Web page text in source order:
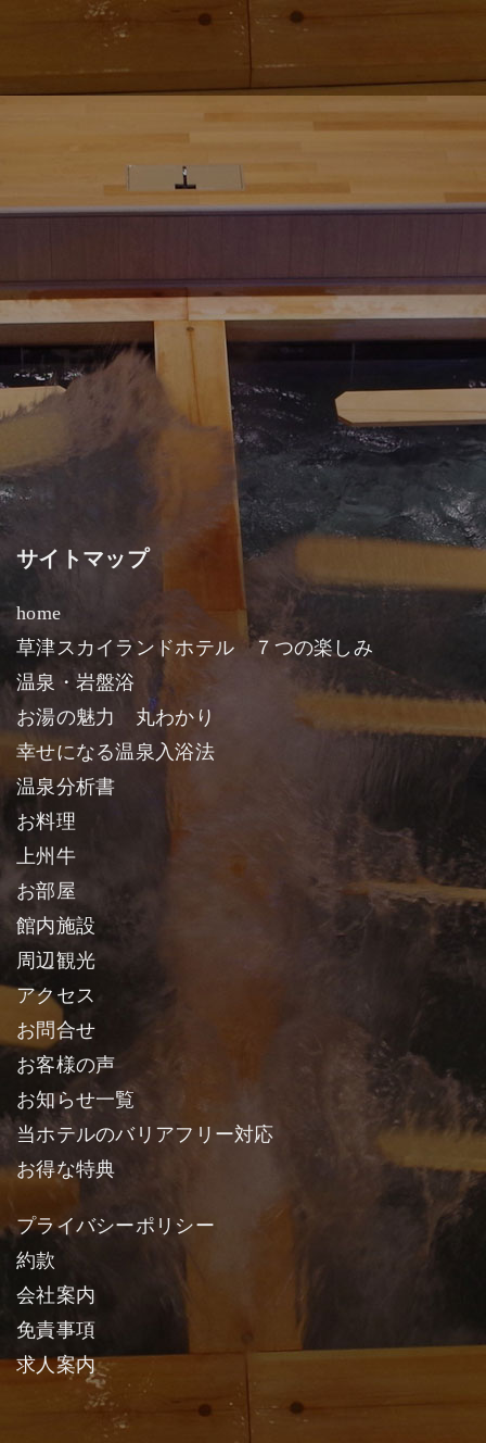
サイトマップ
home
草津スカイランドホテル ７つの楽しみ
温泉・岩盤浴
お湯の魅力 丸わかり
幸せになる温泉入浴法
温泉分析書
お料理
上州牛
お部屋
館内施設
周辺観光
アクセス
お問合せ
お客様の声
お知らせ一覧
当ホテルのバリアフリー対応
お得な特典
プライバシーポリシー
約款
会社案内
免責事項
求人案内